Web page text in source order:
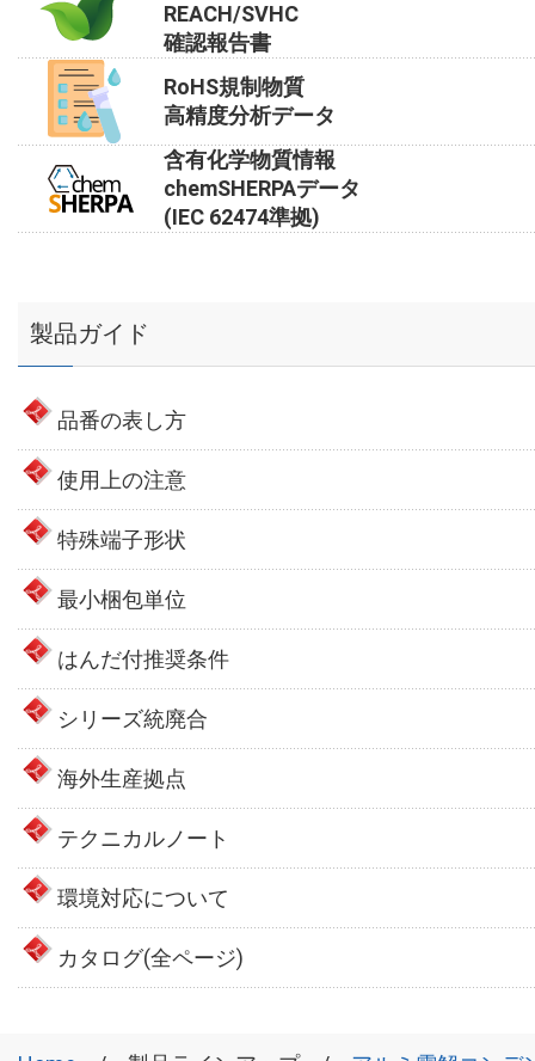
REACH/SVHC
確認報告書
RoHS規制物質
高精度分析データ
含有化学物質情報
chemSHERPAデータ
(IEC 62474準拠)
製品ガイド
品番の表し方
使用上の注意
特殊端子形状
最小梱包単位
はんだ付推奨条件
シリーズ統廃合
海外生産拠点
テクニカルノート
環境対応について
カタログ(全ページ)